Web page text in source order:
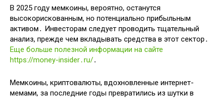
В 2025 году мемкоины, вероятно, останутся
высокорискованным, но потенциально прибыльным
активом․ Инвесторам следует проводить тщательный
анализ, прежде чем вкладывать средства в этот сектор․
Еще больше полезной информации на сайте
https://money-insider․ru/․
Мемкоины, криптовалюты, вдохновленные интернет-
мемами, за последние годы превратились из шутки в